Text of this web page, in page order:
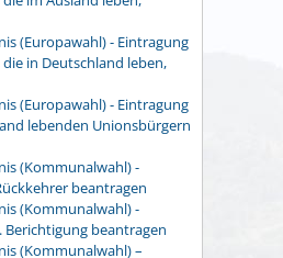
(Europawahl) - Eintragung
in Deutschland leben,
(Europawahl) - Eintragung
lebenden Unionsbürgern
(Kommunalwahl) -
beantragen
(Kommunalwahl) -
Berichtigung beantragen
(Kommunalwahl) –